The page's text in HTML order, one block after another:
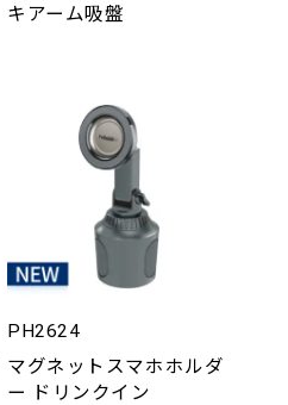
キアーム吸盤
PH2624
マグネットスマホホルダ
ー ドリンクイン